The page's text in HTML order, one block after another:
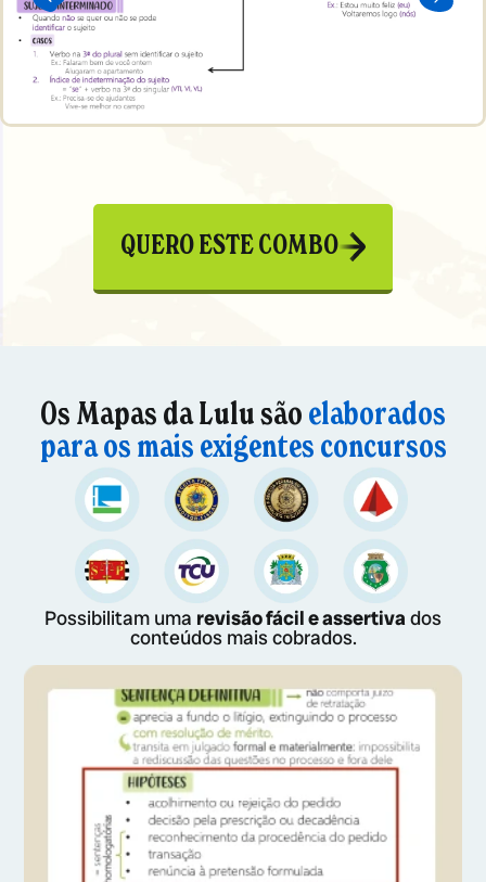
QUERO ESTE COMBO
Os Mapas da Lulu são elaborados
para os mais exigentes concursos
Possibilitam uma revisão fácil e assertivados
conteúdos mais cobrados.